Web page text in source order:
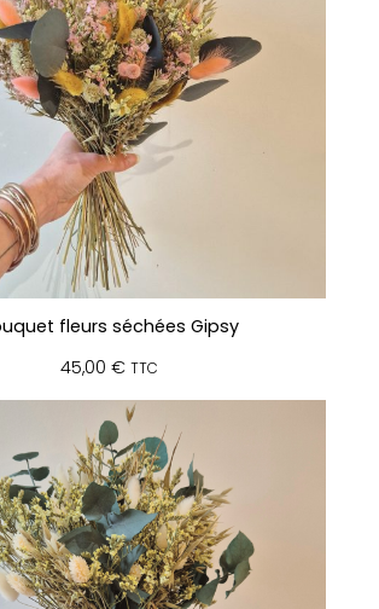
fleurs séchées Gipsy
45,00 € TTC